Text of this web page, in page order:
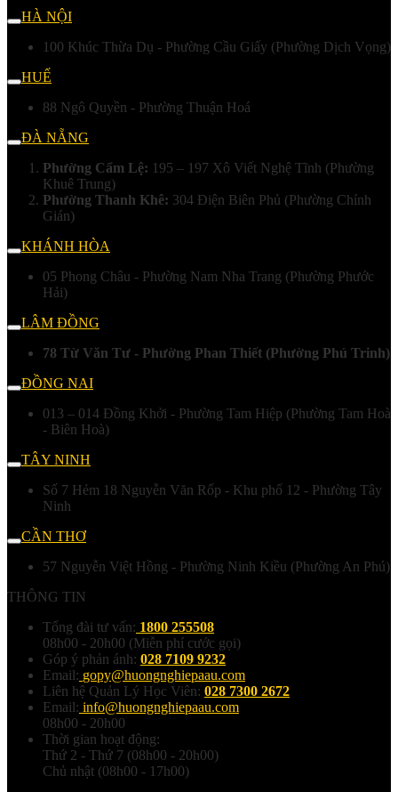
HÀ NỘI
100 Khúc Thừa Dụ - Phường Cầu Giấy (Phường Dịch Vọng)
HUẾ
88 Ngô Quyền - Phường Thuận Hoá
ĐÀ NẴNG
Phường Cẩm Lệ: 195 – 197 Xô Viết Nghệ Tĩnh (Phường
Khuê Trung)
Phường Thanh Khê: 304 Điện Biên Phủ (Phường Chính
Gián)
KHÁNH HÒA
05 Phong Châu - Phường Nam Nha Trang (Phường Phước
Hải)
LÂM ĐỒNG
78 Từ Văn Tư - Phường Phan Thiết (Phường Phú Trinh)
ĐỒNG NAI
013 – 014 Đồng Khởi - Phường Tam Hiệp (Phường Tam Hoà
- Biên Hoà)
TÂY NINH
Số 7 Hẻm 18 Nguyễn Văn Rốp - Khu phố 12 - Phường Tây
Ninh
CẦN THƠ
57 Nguyễn Việt Hồng - Phường Ninh Kiều (Phường An Phú)
THÔNG TIN
Tổng đài tư vấn: 1800 255508
08h00 - 20h00 (Miễn phí cước gọi)
Góp ý phản ánh: 028 7109 9232
Email: gopy@huongnghiepaau.com
Liên hệ Quản Lý Học Viên: 028 7300 2672
Email: info@huongnghiepaau.com
08h00 - 20h00
Thời gian hoạt động:
Thứ 2 - Thứ 7 (08h00 - 20h00)
Chủ nhật (08h00 - 17h00)